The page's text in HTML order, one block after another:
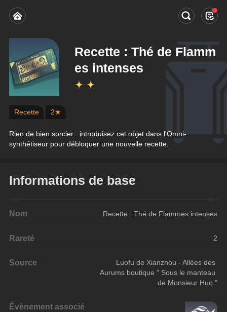
Recette : Thé de Flamm
es intenses
Recette 2★
Rien de bien sorcier : introduisez cet objet dans l'Omni-
synthétiseur pour débloquer une nouvelle recette.
Informations de base
Nom Recette : Thé de Flammes intenses
Rareté 2
Source
Luofu de Xianzhou - Allées des
Aurums boutique " Sous le manteau
de Monsieur Huo "
Évènement associé